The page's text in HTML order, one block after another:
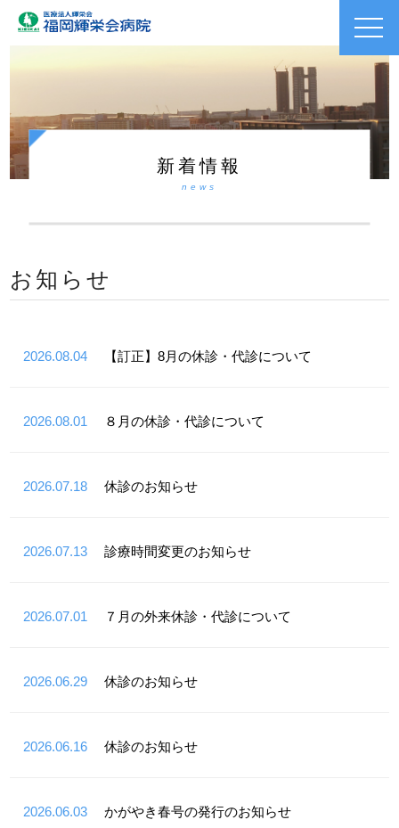
toggle
新着情報
news
お知らせ
2026.08.04 【訂正】8月の休診・代診について
2026.08.01 ８月の休診・代診について
2026.07.18 休診のお知らせ
2026.07.13 診療時間変更のお知らせ
2026.07.01 ７月の外来休診・代診について
2026.06.29 休診のお知らせ
2026.06.16 休診のお知らせ
2026.06.03 かがやき春号の発行のお知らせ